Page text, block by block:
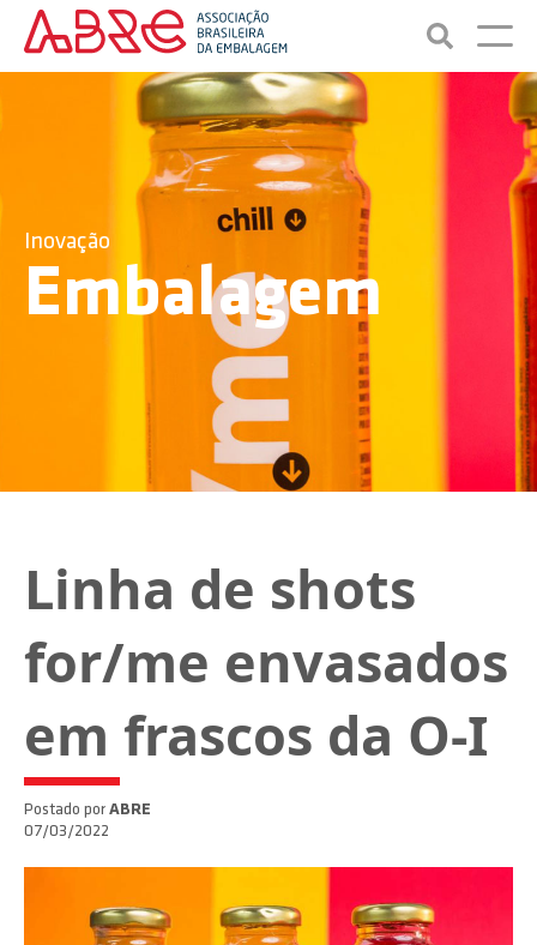
Inovação
Embalagem
Linha de shots
for/me envasados
em frascos da O-I
Postado por ABRE
07/03/2022